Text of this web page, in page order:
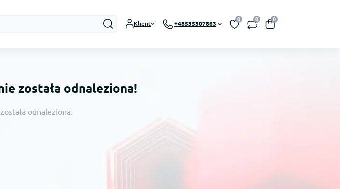
Klient +48535307863
0 0 0
została odnaleziona!
odnaleziona.